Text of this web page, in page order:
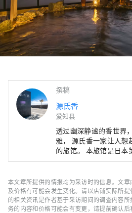
撰稿
源氏香
爱知县
透过幽深静谧的香世界
雅， 源氏香一家让人
的旅馆。 本旅馆是日
日式旅馆。 唤醒被遗忘
本文章所提供的情报均为采访时的信息。文
及价格有可能会发生变化。请以店铺实际所
的相关资讯是作者基于采访期间的调查内容
务的内容和价格可能会有变更，请提前确认后